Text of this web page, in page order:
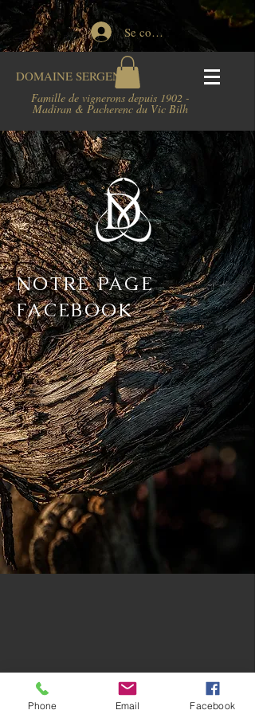
Se connecter
DOMAINE SERGENT
Famille de vignerons depuis 1902 -
Madiran & Pacherenc du Vic Bilh
NOTRE PAGE
FACEBOOK
Phone Email Facebook